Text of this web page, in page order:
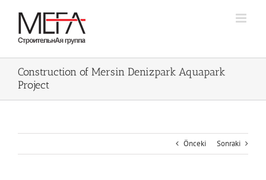
Construction of Mersin Denizpark Aquapark
Project
Önceki Sonraki